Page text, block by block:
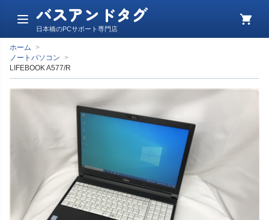
メ
ュ
ー
バスアンドタグ
日本橋のPCサポート専門店
カ
ホーム >
ノートパソコン >
LIFEBOOK A577/R